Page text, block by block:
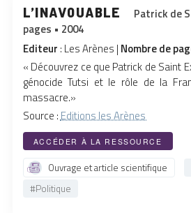
l’inavouable
Patrick de
pages • 2004
Editeur : Les Arènes | Nombre de
« Découvrez ce que Patrick de Saint
génocide Tutsi et le rôle de la
massacre.»
Source :Editions les Arènes
ACCÉDER À LA RESSOURCE
Ouvrage et article scientifique
#Politique